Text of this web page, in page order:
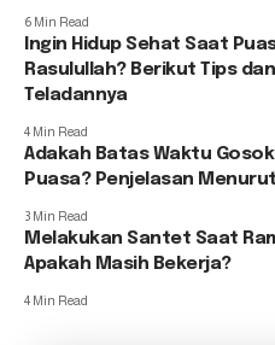
6 Min Read
Ingin Hidup Sehat Saat
Rasulullah? Berikut Tips dan
Teladannya
4 Min Read
Adakah Batas Waktu
Puasa? Penjelasan
3 Min Read
Melakukan Santet Saat
Apakah Masih Bekerja?
4 Min Read